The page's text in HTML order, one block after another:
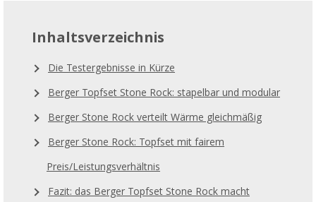
Inhaltsverzeichnis
Die Testergebnisse in Kürze
Berger Topfset Stone Rock: stapelbar und modular
Berger Stone Rock verteilt Wärme gleichmäßig
Berger Stone Rock: Topfset mit fairem
Preis/Leistungsverhältnis
Fazit: das Berger Topfset Stone Rock macht